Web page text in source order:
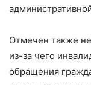
Отмечен также
из-за чего
обращения